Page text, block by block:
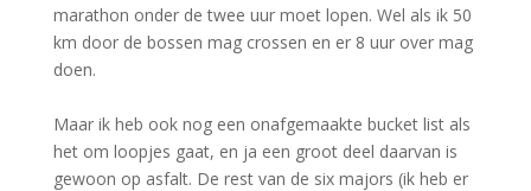
marathon onder de twee uur moet lopen. Wel als ik 50
km door de bossen mag crossen en er 8 uur over mag
doen.
Maar ik heb ook nog een onafgemaakte bucket list als
het om loopjes gaat, en ja een groot deel daarvan is
gewoon op asfalt. De rest van de six majors (ik heb er